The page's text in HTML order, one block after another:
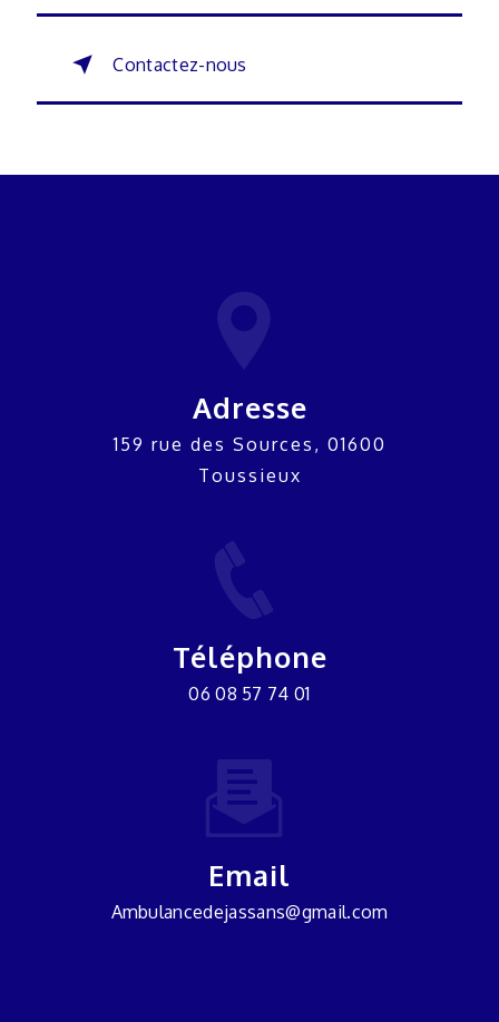
Contactez-nous
Adresse
159 rue des Sources, 01600
Toussieux
Téléphone
06 08 57 74 01
Email
ambulancedejassans@gmail.com